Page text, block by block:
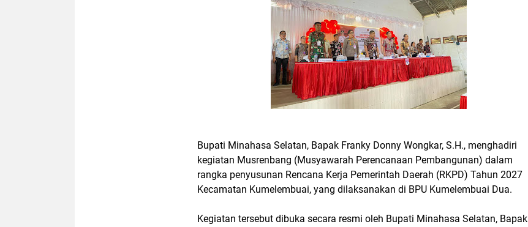
Bupati Minahasa Selatan, Bapak Franky Donny Wongkar, S.H., menghadiri
kegiatan Musrenbang (Musyawarah Perencanaan Pembangunan) dalam
rangka penyusunan Rencana Kerja Pemerintah Daerah (RKPD) Tahun 2027
Kecamatan Kumelembuai, yang dilaksanakan di BPU Kumelembuai Dua.
Kegiatan tersebut dibuka secara resmi oleh Bupati Minahasa Selatan, Bapak